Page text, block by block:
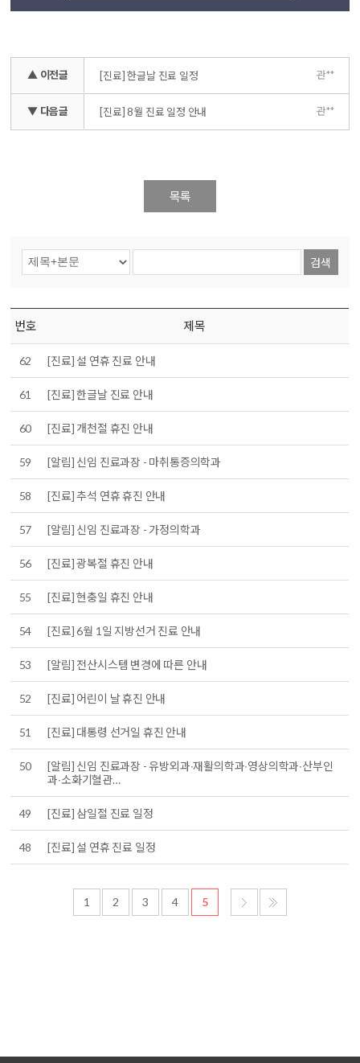
▲ 이전글 [진료] 한글날 진료 일정 관**
▼ 다음글 [진료] 8월 진료 일정 안내 관**
목록
검색
번호 제목
62 [진료] 설 연휴 진료 안내
61 [진료] 한글날 진료 안내
60 [진료] 개천절 휴진 안내
59 [알림] 신임 진료과장 - 마취통증의학과
58 [진료] 추석 연휴 휴진 안내
57 [알림] 신임 진료과장 - 가정의학과
56 [진료] 광복절 휴진 안내
55 [진료] 현충일 휴진 안내
54 [진료] 6월 1일 지방선거 진료 안내
53 [알림] 전산시스템 변경에 따른 안내
52 [진료] 어린이 날 휴진 안내
51 [진료] 대통령 선거일 휴진 안내
50
[알림] 신임 진료과장 - 유방외과∙재활의학과∙영상의학과∙산부인
과∙소화기혈관…
49 [진료] 삼일절 진료 일정
48 [진료] 설 연휴 진료 일정
1 2 3 4 5